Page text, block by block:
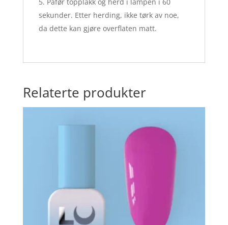
sekunder. Etter herding, ikke tørk av noe,
da dette kan gjøre overflaten matt.
Relaterte produkter